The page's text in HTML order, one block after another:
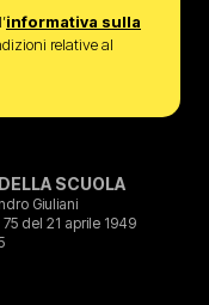
informativa sulla
relative al
SCUOLA
Giuliani
del 21 aprile 1949